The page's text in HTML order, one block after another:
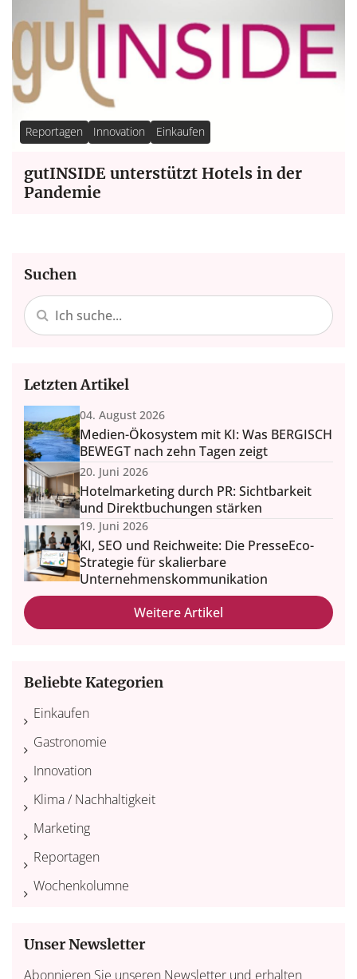
Reportagen Innovation Einkaufen
gutINSIDE unterstützt Hotels in der
Pandemie
Suchen
Letzten Artikel
04. August 2026
Medien-Ökosystem mit KI: Was BERGISCH
BEWEGT nach zehn Tagen zeigt
20. Juni 2026
Hotelmarketing durch PR: Sichtbarkeit
und Direktbuchungen stärken
19. Juni 2026
KI, SEO und Reichweite: Die PresseEco-
Strategie für skalierbare
Unternehmenskommunikation
Weitere Artikel
Beliebte Kategorien
Einkaufen
Gastronomie
Innovation
Klima / Nachhaltigkeit
Marketing
Reportagen
Wochenkolumne
Unser Newsletter
Abonnieren Sie unseren Newsletter und erhalten